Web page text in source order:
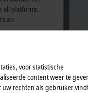
all platforms
an
voor statistische
content weer te
rechten als gebruiker